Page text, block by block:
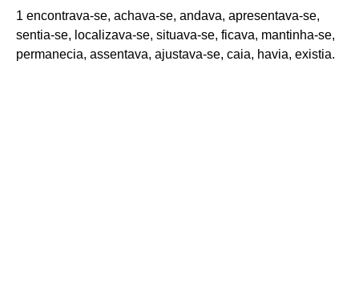
1 encontrava-se, achava-se, andava, apresentava-se,
sentia-se, localizava-se, situava-se, ficava, mantinha-se,
permanecia, assentava, ajustava-se, caia, havia, existia.